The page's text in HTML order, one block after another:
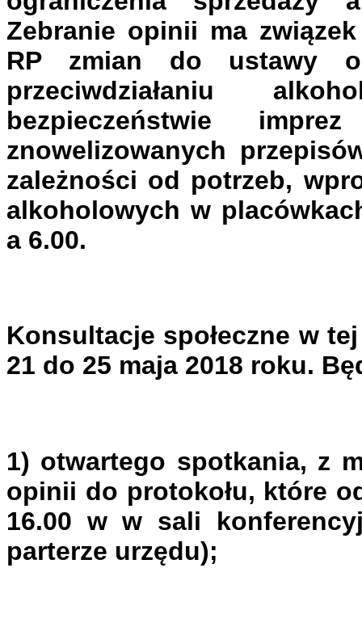
Zebranie opinii ma
RP zmian do ustawy
przeciwdziałaniu
bezpieczeństwie
znowelizowanych
zależności od potrzeb,
alkoholowych w
a 6.00.
Konsultacje społeczne w
21 do 25 maja 2018 roku.
1) otwartego spotkania, z
opinii do protokołu, które
16.00 w w sali
parterze urzędu);